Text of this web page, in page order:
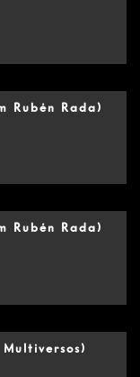
Rubén Rada)
Rubén Rada)